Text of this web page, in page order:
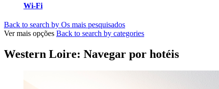
Wi-Fi
Back to search by Os mais pesquisados
Ver mais opções Back to search by categories
Western Loire: Navegar por hotéis